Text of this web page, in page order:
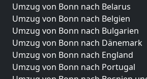
Umzug von Bonn nach Belarus
Umzug von Bonn nach Belgien
Umzug von Bonn nach Bulgarien
Umzug von Bonn nach Dänemark
Umzug von Bonn nach England
Umzug von Bonn nach Portugal